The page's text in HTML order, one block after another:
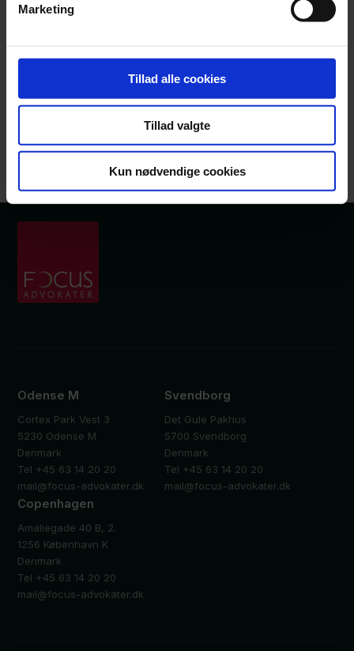
Marketing
Tillad alle cookies
Tillad valgte
Kun nødvendige cookies
Denmark (FARD).
English.
Odense M
Cortex Park Vest 3
5230 Odense M
Denmark
Tel +45 63 14 20 20
mail@focus-advokater.dk
Svendborg
Det Gule Pakhus
5700 Svendborg
Denmark
Tel +45 63 14 20 20
mail@focus-advokater.dk
Copenhagen
Amaliegade 40 B, 2.
1256 København K
Denmark
Tel +45 63 14 20 20
mail@focus-advokater.dk